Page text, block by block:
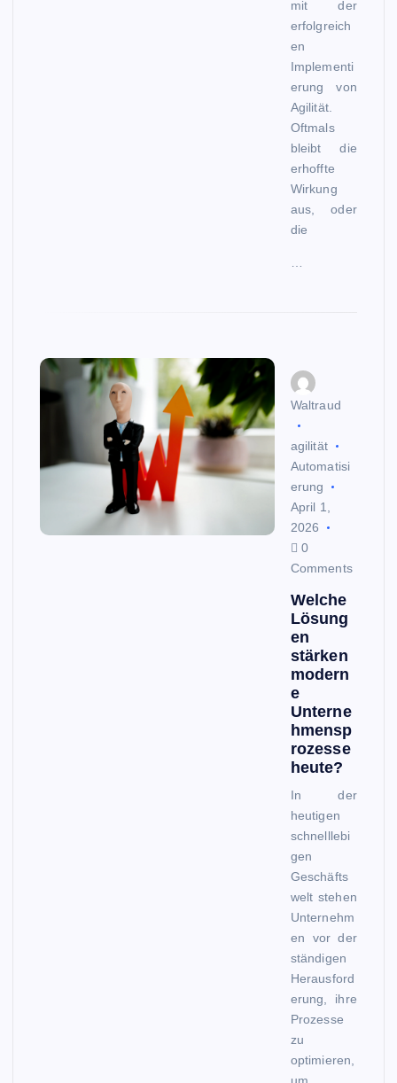
mit der
erfolgreich
en
Implementi
erung von
Agilität.
Oftmals
bleibt die
erhoffte
Wirkung
aus, oder
die
Waltraud
agilität
Automatisi
erung
April 1,
2026
0
Comments
Welche
Lösung
en
stärken
modern
e
Unterne
hmensp
rozesse
heute?
In der
heutigen
schnelllebi
gen
Geschäfts
welt stehen
Unternehm
en vor der
ständigen
Herausford
erung, ihre
Prozesse
zu
optimieren,